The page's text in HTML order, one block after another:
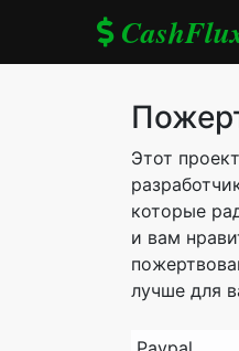
Этот
которые
и вам
лучше для